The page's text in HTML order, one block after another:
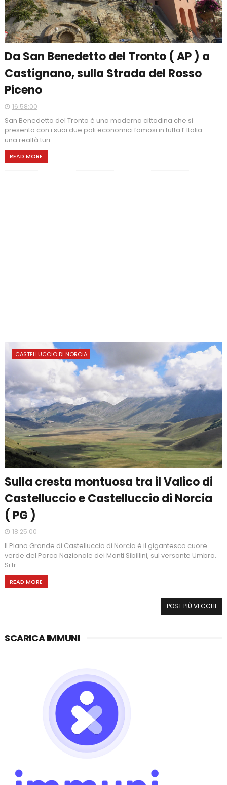
Da San Benedetto del Tronto ( AP ) a
Castignano, sulla Strada del Rosso
Piceno
16:58:00
San Benedetto del Tronto è una moderna cittadina che si
presenta con i suoi due poli economici famosi in tutta l’ Italia:
una realtà turi...
READ MORE
CASTELLUCCIO DI NORCIA
Sulla cresta montuosa tra il Valico di
Castelluccio e Castelluccio di Norcia
( PG )
18:25:00
Il Piano Grande di Castelluccio di Norcia è il gigantesco cuore
verde del Parco Nazionale dei Monti Sibillini, sul versante Umbro.
Si tr...
READ MORE
POST PIÙ VECCHI
SCARICA IMMUNI